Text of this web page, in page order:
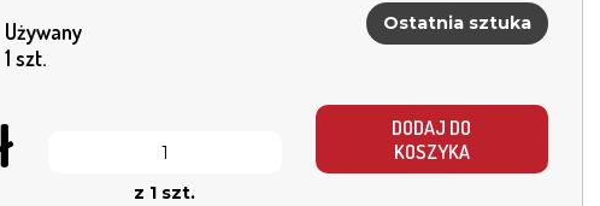
Używany
1 szt.
Ostatnia sztuka
z 1 szt.
DODAJ DO
KOSZYKA